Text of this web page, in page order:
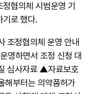
협의체 시범운영 기
로 했다.
조정협의체 운영 안내
영하면서 조정 신청 대
심사자료 ▲자료보호
해부터는 의약품허가